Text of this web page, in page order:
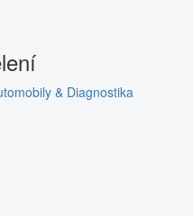
& Diagnostika